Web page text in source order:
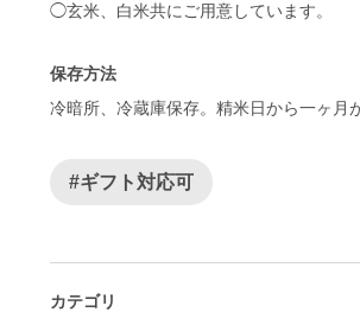
◯玄米、白米共にご用意しています。
保存方法
冷暗所、冷蔵庫保存。精米日から一ヶ月
#ギフト対応可
カテゴリ